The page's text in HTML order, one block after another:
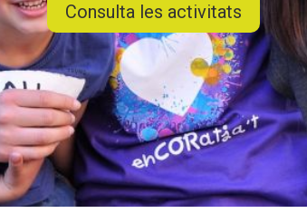
Consulta les activitats